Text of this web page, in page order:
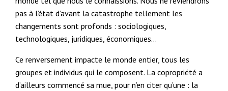
pas à l’état d’avant la catastrophe tellement les
changements sont profonds : sociologiques,
technologiques, juridiques, économiques…
Ce renversement impacte le monde entier, tous les
groupes et individus qui le composent. La copropriété a
d’ailleurs commencé sa mue, pour n’en citer qu’une : la